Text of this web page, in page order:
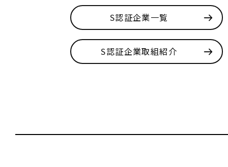
S認証企業一覧
S認証企業取組紹介